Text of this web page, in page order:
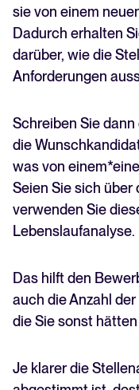
sie von einem
Dadurch erhalten
darüber, wie die
Anforderungen
Schreiben Sie
die
was von
Seien Sie sich über
verwenden Sie
Lebenslaufanalyse.
Das hilft den
auch die Anzahl
die Sie sonst
Je klarer die